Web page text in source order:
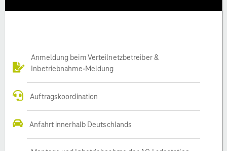
Anmeldung beim Verteilnetzbetreiber &
Inbetriebnahme-Meldung
Auftragskoordination
Anfahrt innerhalb Deutschlands